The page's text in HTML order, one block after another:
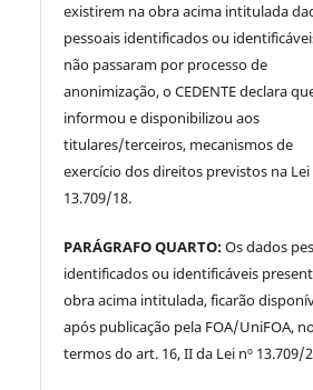
existirem na obra acima intitulada
pessoais identificados ou
não passaram por processo de
anonimização, o CEDENTE declara
informou e disponibilizou aos
titulares/terceiros, mecanismos de
exercício dos direitos previstos na Lei
13.709/18.
PARÁGRAFO QUARTO:Os dados
identificados ou identificáveis
obra acima intitulada, ficarão
após publicação pela FOA/UniFOA,
termos do art. 16, II da Lei nº 13.709/